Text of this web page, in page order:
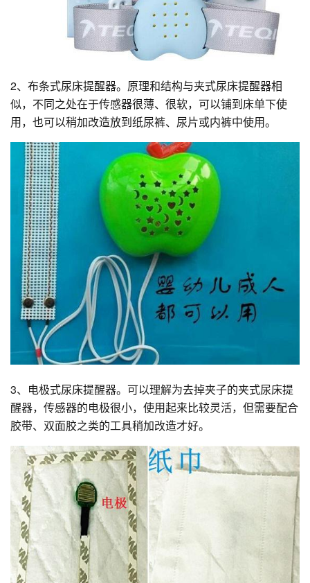
2、布条式尿床提醒器。原理和结构与夹式尿床提醒器相
似，不同之处在于传感器很薄、很软，可以铺到床单下使
用，也可以稍加改造放到纸尿裤、尿片或内裤中使用。
3、电极式尿床提醒器。可以理解为去掉夹子的夹式尿床提
醒器，传感器的电极很小，使用起来比较灵活，但需要配合
胶带、双面胶之类的工具稍加改造才好。